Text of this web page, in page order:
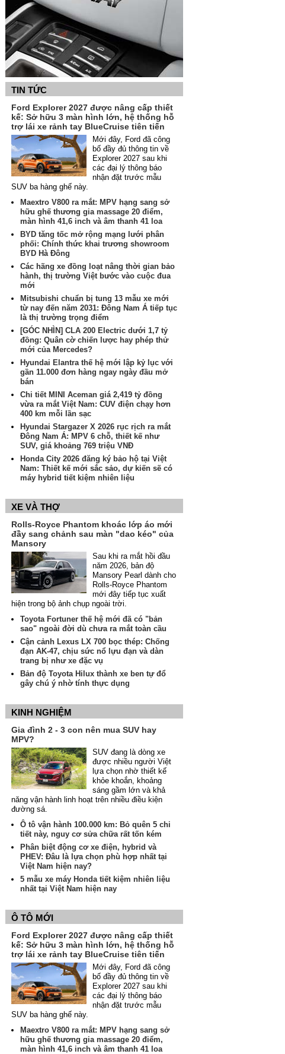
TIN TỨC
Ford Explorer 2027 được nâng cấp thiết
kế: Sở hữu 3 màn hình lớn, hệ thống hỗ
trợ lái xe rảnh tay BlueCruise tiên tiến
Mới đây, Ford đã công
bố đầy đủ thông tin về
Explorer 2027 sau khi
các đại lý thông báo
nhận đặt trước mẫu
SUV ba hàng ghế này.
Maextro V800 ra mắt: MPV hạng sang sở
hữu ghế thương gia massage 20 điểm,
màn hình 41,6 inch và âm thanh 41 loa
BYD tăng tốc mở rộng mạng lưới phân
phối: Chính thức khai trương showroom
BYD Hà Đông
Các hãng xe đồng loạt nâng thời gian bảo
hành, thị trường Việt bước vào cuộc đua
mới
Mitsubishi chuẩn bị tung 13 mẫu xe mới
từ nay đến năm 2031: Đông Nam Á tiếp tục
là thị trường trọng điểm
[GÓC NHÌN] CLA 200 Electric dưới 1,7 tỷ
đồng: Quân cờ chiến lược hay phép thử
mới của Mercedes?
Hyundai Elantra thế hệ mới lập kỷ lục với
gần 11.000 đơn hàng ngay ngày đầu mở
bán
Chi tiết MINI Aceman giá 2,419 tỷ đồng
vừa ra mắt Việt Nam: CUV điện chạy hơn
400 km mỗi lần sạc
Hyundai Stargazer X 2026 rục rịch ra mắt
Đông Nam Á: MPV 6 chỗ, thiết kế như
SUV, giá khoảng 769 triệu VNĐ
Honda City 2026 đăng ký bảo hộ tại Việt
Nam: Thiết kế mới sắc sảo, dự kiến sẽ có
máy hybrid tiết kiệm nhiên liệu
XE VÀ THỢ
Rolls-Royce Phantom khoác lớp áo mới
đầy sang chảnh sau màn "dao kéo" của
Mansory
Sau khi ra mắt hồi đầu
năm 2026, bản độ
Mansory Pearl dành cho
Rolls-Royce Phantom
mới đây tiếp tục xuất
hiện trong bộ ảnh chụp ngoài trời.
Toyota Fortuner thế hệ mới đã có "bản
sao" ngoài đời dù chưa ra mắt toàn cầu
Cận cảnh Lexus LX 700 bọc thép: Chống
đạn AK-47, chịu sức nổ lựu đạn và dàn
trang bị như xe đặc vụ
Bản độ Toyota Hilux thành xe ben tự đổ
gây chú ý nhờ tính thực dụng
KINH NGHIỆM
Gia đình 2 - 3 con nên mua SUV hay
MPV?
SUV đang là dòng xe
được nhiều người Việt
lựa chọn nhờ thiết kế
khỏe khoắn, khoảng
sáng gầm lớn và khả
năng vận hành linh hoạt trên nhiều điều kiện
đường sá.
Ô tô vận hành 100.000 km: Bỏ quên 5 chi
tiết này, nguy cơ sửa chữa rất tốn kém
Phân biệt động cơ xe điện, hybrid và
PHEV: Đâu là lựa chọn phù hợp nhất tại
Việt Nam hiện nay?
5 mẫu xe máy Honda tiết kiệm nhiên liệu
nhất tại Việt Nam hiện nay
Ô TÔ MỚI
Ford Explorer 2027 được nâng cấp thiết
kế: Sở hữu 3 màn hình lớn, hệ thống hỗ
trợ lái xe rảnh tay BlueCruise tiên tiến
Mới đây, Ford đã công
bố đầy đủ thông tin về
Explorer 2027 sau khi
các đại lý thông báo
nhận đặt trước mẫu
SUV ba hàng ghế này.
Maextro V800 ra mắt: MPV hạng sang sở
hữu ghế thương gia massage 20 điểm,
màn hình 41,6 inch và âm thanh 41 loa